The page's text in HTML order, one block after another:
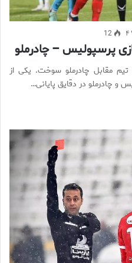
۴ 12
پرسپولیس – چادرملو
تیم مقابل چادرملو سوخت. یکی از
و چادرملو در دقایق پایانی…